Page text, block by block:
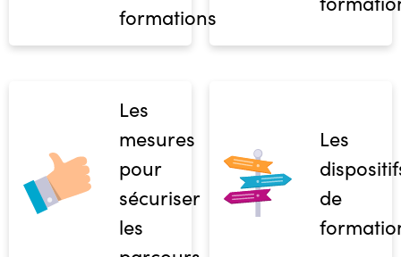
formations
Les
mesures
pour
sécuriser
les
Les
de